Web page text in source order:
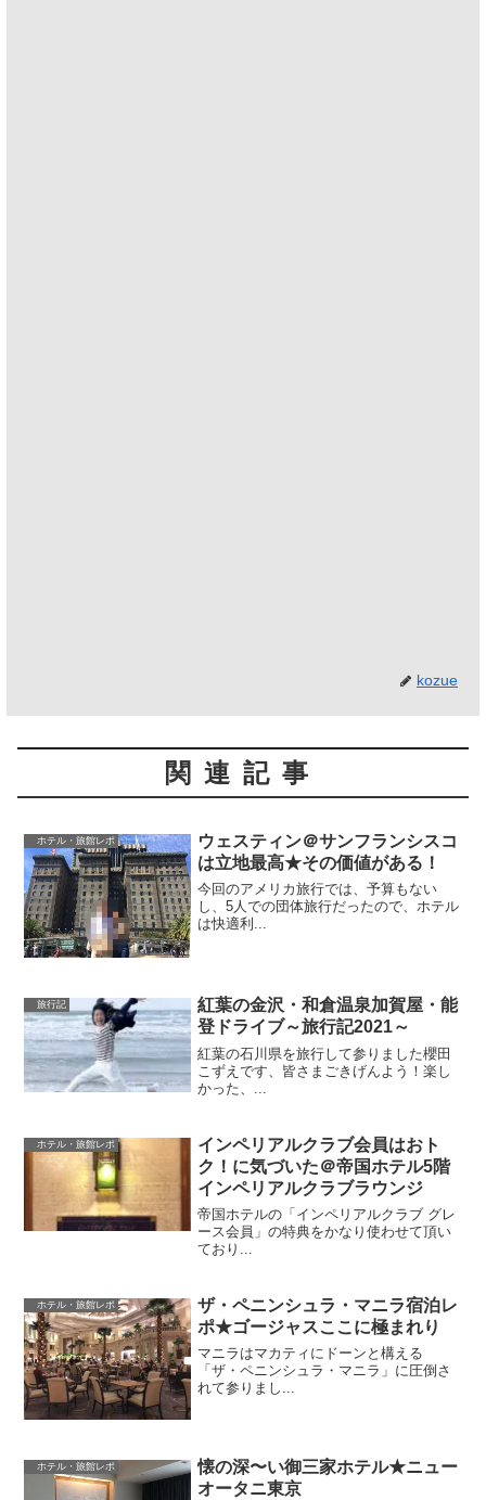
kozue
関連記事
ホテル・旅館レポ
ウェスティン＠サンフランシスコ
は立地最高★その価値がある！
今回のアメリカ旅行では、予算もない
し、5人での団体旅行だったので、ホテル
は快適利...
旅行記
紅葉の金沢・和倉温泉加賀屋・能
登ドライブ～旅行記2021～
紅葉の石川県を旅行して参りました櫻田
こずえです、皆さまごきげんよう！楽し
かった、...
ホテル・旅館レポ
インペリアルクラブ会員はおト
ク！に気づいた＠帝国ホテル5階
インペリアルクラブラウンジ
帝国ホテルの「インペリアルクラブ グレ
ース会員」の特典をかなり使わせて頂い
ており...
ホテル・旅館レポ
ザ・ペニンシュラ・マニラ宿泊レ
ポ★ゴージャスここに極まれり
マニラはマカティにドーンと構える
「ザ・ペニンシュラ・マニラ」に圧倒さ
れて参りまし...
ホテル・旅館レポ
懐の深〜い御三家ホテル★ニュー
オータニ東京